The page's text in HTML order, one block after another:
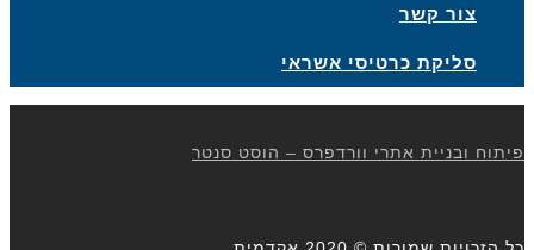
צור קשר
סליקת כרטיסי אשראי
פיתוח ובניית אתרי וורדפרס – הוסט סנטר